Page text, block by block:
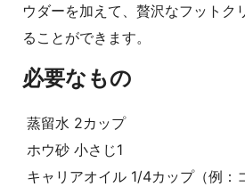
ウダーを加えて、贅沢なフットク
ることができます。
必要なもの
蒸留水 2カップ
ホウ砂 小さじ1
キャリアオイル 1/4カップ（例：